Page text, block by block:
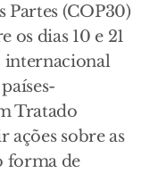
Partes (COP30)
os dias 10 e 21
internacional
Tratado
ações sobre as
forma de